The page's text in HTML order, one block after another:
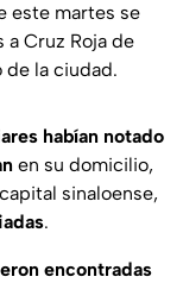
este martes se
Cruz Roja de
de la ciudad.
habían notado
en su domicilio,
sinaloense,
.
encontradas